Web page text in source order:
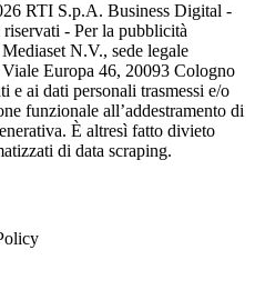
RTI S.p.A. Business Digital -
- Per la pubblicità
N.V., sede legale
Europa 46, 20093 Cologno
e ai dati personali trasmessi e/o
funzionale all’addestramento di
È altresì fatto divieto
di data scraping.